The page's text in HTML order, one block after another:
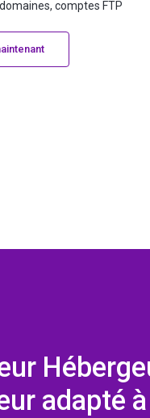
comptes FTP
adapté